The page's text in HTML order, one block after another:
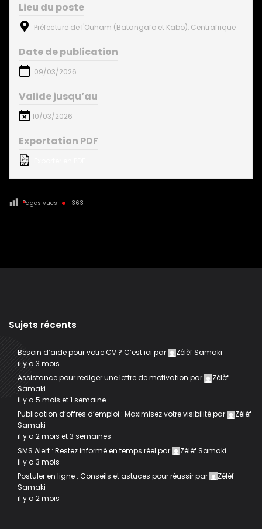
Lieu du poste
Préfecture de l'Ouham (Batangafo et Kabo), Centrafrique
Date de publication
09/03/2026
Valide jusqu’au
10/03/2026
Exportation PDF
Pages vues 363
Sujets récents
Besoin d’aide pour votre CV ? C’est ici par
Zélèf Samaki
il y a 3 mois
Assistance pour rediger une lettre de motivation par
Zélèf
Samaki
il y a 5 mois et 1 semaine
Publication d’offres d’emploi : Maximisez votre visibilitépar
Zélèf
Samaki
il y a 2 mois et 3 semaines
SMS Alert : Restez informé en temps réel par
Zélèf Samaki
il y a 3 mois
Postuler en ligne : Conseils et astuces pour réussirpar
Zélèf
Samaki
il y a 2 mois